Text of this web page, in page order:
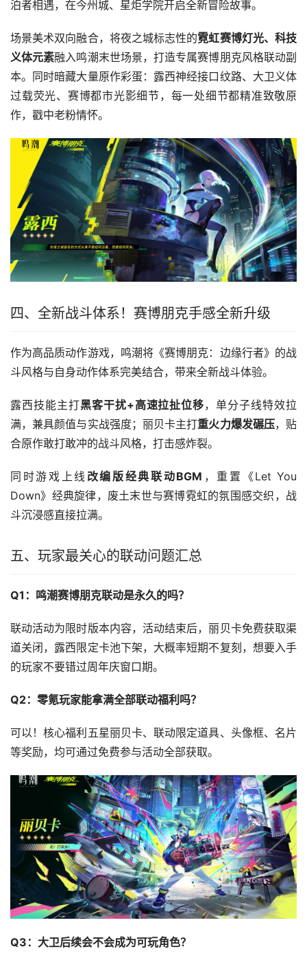
泊者相遇，在今州城、星炬学院开启全新冒险故事。
场景美术双向融合，将夜之城标志性的霓虹赛博灯光、科技
义体元素融入鸣潮末世场景，打造专属赛博朋克风格联动副
本。同时暗藏大量原作彩蛋：露西神经接口纹路、大卫义体
过载荧光、赛博都市光影细节，每一处细节都精准致敬原
作，戳中老粉情怀。
四、全新战斗体系！赛博朋克手感全新升级
作为高品质动作游戏，鸣潮将《赛博朋克：边缘行者》的战
斗风格与自身动作体系完美结合，带来全新战斗体验。
露西技能主打黑客干扰+高速拉扯位移，单分子线特效拉
满，兼具颜值与实战强度；丽贝卡主打重火力爆发碾压，贴
合原作敢打敢冲的战斗风格，打击感炸裂。
同时游戏上线 改编版经典联动BGM ，重置《Let You
Down》经典旋律，废土末世与赛博霓虹的氛围感交织，战
斗沉浸感直接拉满。
五、玩家最关心的联动问题汇总
Q1：鸣潮赛博朋克联动是永久的吗？
联动活动为限时版本内容，活动结束后，丽贝卡免费获取渠
道关闭，露西限定卡池下架，大概率短期不复刻，想要入手
的玩家不要错过周年庆窗口期。
Q2：零氪玩家能拿满全部联动福利吗？
可以！核心福利五星丽贝卡、联动限定道具、头像框、名片
等奖励，均可通过免费参与活动全部获取。
Q3：大卫后续会不会成为可玩角色？